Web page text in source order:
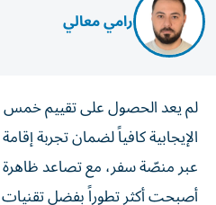
رامي معالي
لم يعد الحصول على تقييم خمس
الإيجابية كافياً لضمان تجربة
عبر منصّة سفر، مع تصاعد ظاهرة
أصبحت أكثر تطوراً بفضل تقنيات